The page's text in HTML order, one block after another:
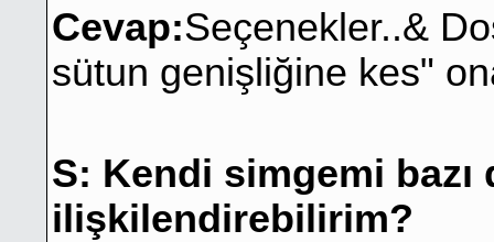
Cevap:Seçenekler..&
sütun genişliğine kes"
S: Kendi simgemi
ilişkilendirebilirim?